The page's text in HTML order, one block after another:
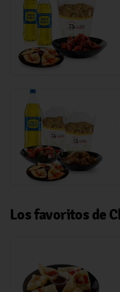
Los favoritos de